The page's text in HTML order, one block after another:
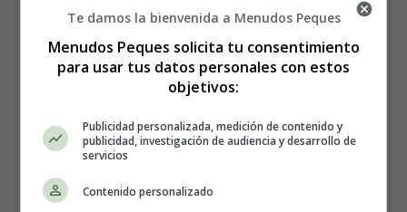
comunidad en funcionamiento.
Un día, llegó un extranjero al pueblo. Era un hombre
joven y enérgico que tenía muchas ideas nuevas sobre
trabajadores y les dio consejos sobre cómo trabajar de
manera más eficiente y cómo producir mejores
algunos comenzaron a seguir sus consejos.
Te damos la bienvenida a Menudos Peques
Menudos Peques solicita tu consentimiento
para usar tus datos personales con estos
objetivos:
Publicidad personalizada, medición de contenido y
publicidad, investigación de audiencia y desarrollo de
servicios
Contenido personalizado